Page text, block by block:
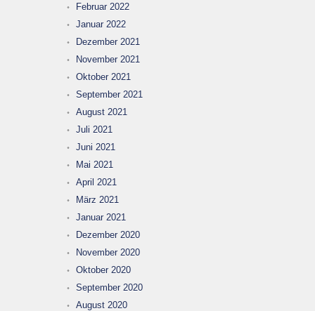
Februar 2022
Januar 2022
Dezember 2021
November 2021
Oktober 2021
September 2021
August 2021
Juli 2021
Juni 2021
Mai 2021
April 2021
März 2021
Januar 2021
Dezember 2020
November 2020
Oktober 2020
September 2020
August 2020